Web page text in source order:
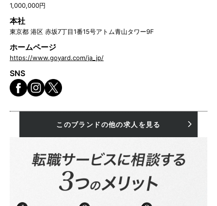
1,000,000円
本社
東京都 港区 赤坂7丁目1番15号アトム青山タワー9F
ホームページ
https://www.goyard.com/ja_jp/
SNS
このブランドの他の求人を見る